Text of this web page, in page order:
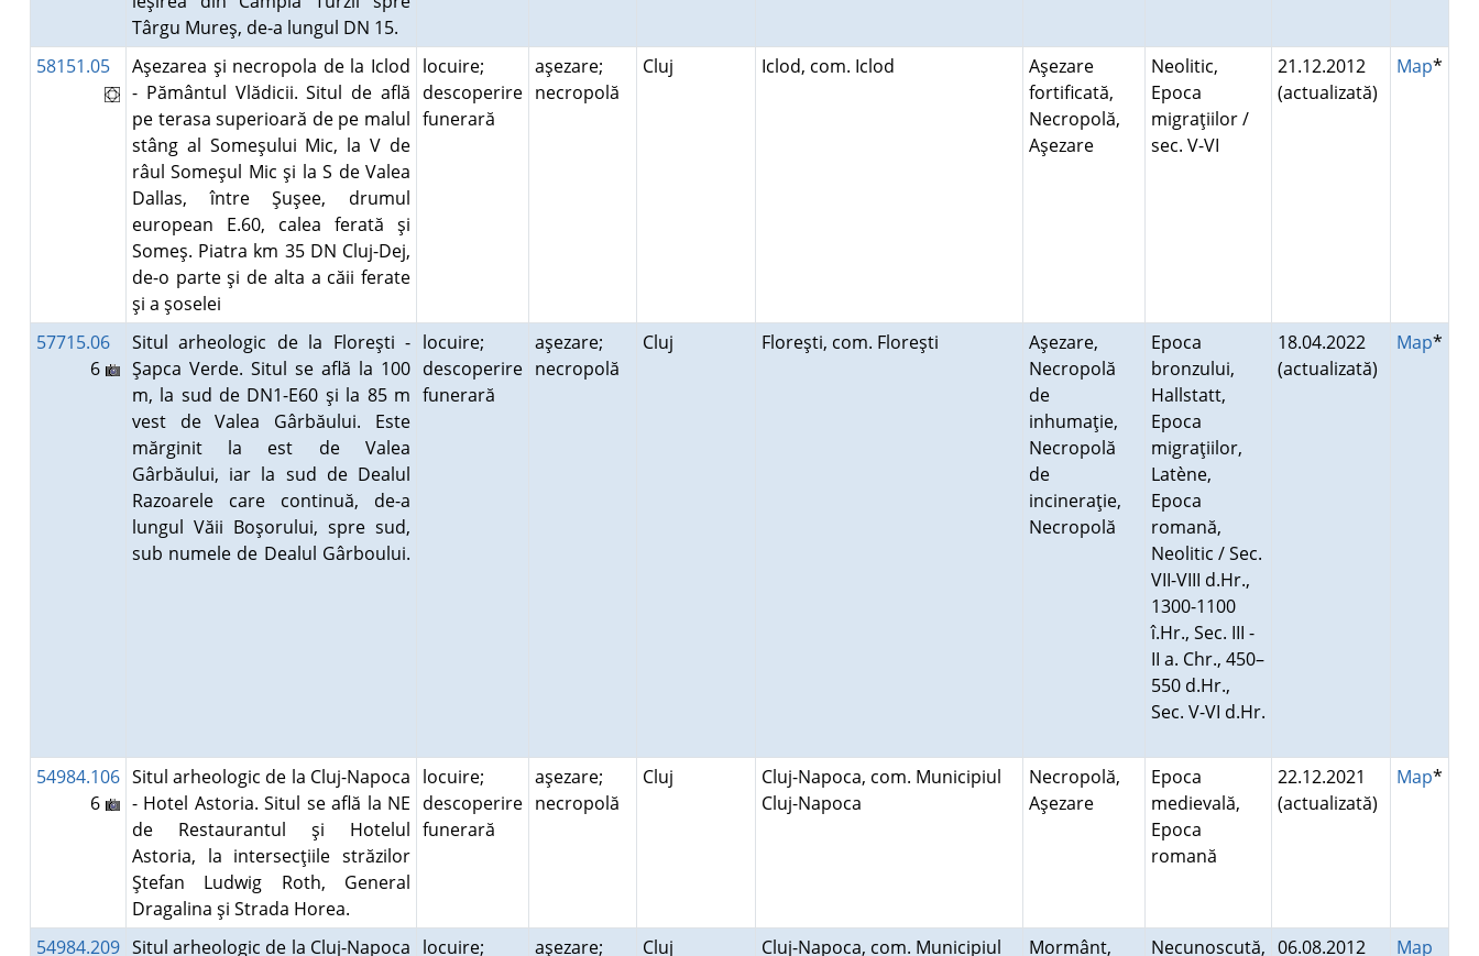
Târgu Mureş, de-a lungul DN 15.
58151.05
Aşezarea şi necropola de la Iclod
- Pământul Vlădicii. Situl de află
pe terasa superioară de pe malul
stâng al Someşului Mic, la V de
râul Someşul Mic şi la S de Valea
Dallas, între Şuşee, drumul
european E.60, calea ferată şi
Someş. Piatra km 35 DN Cluj-Dej,
de-o parte şi de alta a căii ferate
şi a şoselei
locuire;
descoperire
funerară
aşezare;
necropolă
Cluj Iclod, com. Iclod
Aşezare
fortificată,
Necropolă,
Aşezare
Neolitic,
Epoca
migraţiilor /
sec. V-VI
21.12.2012
(actualizată)
Map*
57715.06
6
Situl arheologic de la Floreşti -
Şapca Verde. Situl se află la 100
m, la sud de DN1-E60 şi la 85 m
vest de Valea Gârbăului. Este
mărginit la est de Valea
Gârbăului, iar la sud de Dealul
Razoarele care continuă, de-a
lungul Văii Boşorului, spre sud,
sub numele de Dealul Gârboului.
locuire;
descoperire
funerară
aşezare;
necropolă
Cluj Floreşti, com. Floreşti
Aşezare,
Necropolă
de
inhumaţie,
Necropolă
de
incineraţie,
Necropolă
Epoca
bronzului,
Hallstatt,
Epoca
migraţiilor,
Latène,
Epoca
romană,
Neolitic / Sec.
VII-VIII d.Hr.,
1300-1100
î.Hr., Sec. III -
II a. Chr., 450–
550 d.Hr.,
Sec. V-VI d.Hr.
18.04.2022
(actualizată)
Map*
54984.106
6
Situl arheologic de la Cluj-Napoca
- Hotel Astoria. Situl se află la NE
de Restaurantul şi Hotelul
Astoria, la intersecţiile străzilor
Ştefan Ludwig Roth, General
Dragalina şi Strada Horea.
locuire;
descoperire
funerară
aşezare;
necropolă
Cluj
Cluj-Napoca, com. Municipiul
Cluj-Napoca
Necropolă,
Aşezare
Epoca
medievală,
Epoca
romană
22.12.2021
(actualizată)
Map*
54984.209 Situl arheologic de la Cluj-Napoca locuire;
aşezare;
Cluj
Cluj-Napoca, com. Municipiul
Mormânt,
Necunoscută, 06.08.2012
Map